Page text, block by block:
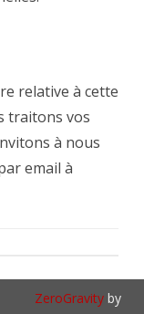
relative à cette
traitons vos
à nous
email à
ZeroGravityby